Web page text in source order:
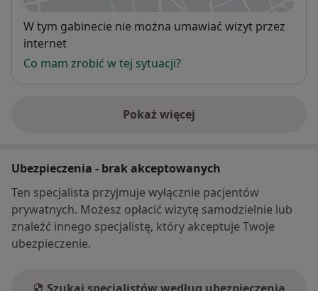
Dostępność
W tym gabinecie nie można umawiać wizyt przez
internet
Co mam zrobić w tej sytuacji?
Pokaż więcej
o adresie
Ubezpieczenia - brak akceptowanych
Ten specjalista przyjmuje wyłącznie pacjentów
prywatnych. Możesz opłacić wizytę samodzielnie lub
znaleźć innego specjalistę, który akceptuje Twoje
ubezpieczenie.